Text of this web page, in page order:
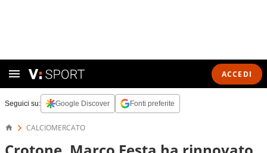
ACCEDI
Seguici su: Google Discover Fonti preferite
CALCIOMERCATO